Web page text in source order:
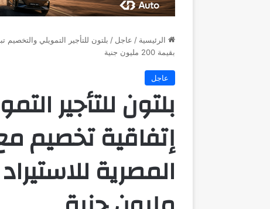
الرئيسية / عاجل / بلتون للتأجير التمويلي
بقيمة 200 مليون جنية
عاجل
بلتون للتأجير
إتفاقية تخصيم